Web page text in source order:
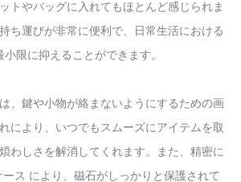
トやバッグに入れてもほとんど感じられま
ち運びが非常に便利で、日常生活における
小限に抑えることができます。
、鍵や小物が絡まないようにするための画
により、いつでもスムーズにアイテムを取
わしさを解消してくれます。また、 精密に
ス により、磁石がしっかりと保護されて